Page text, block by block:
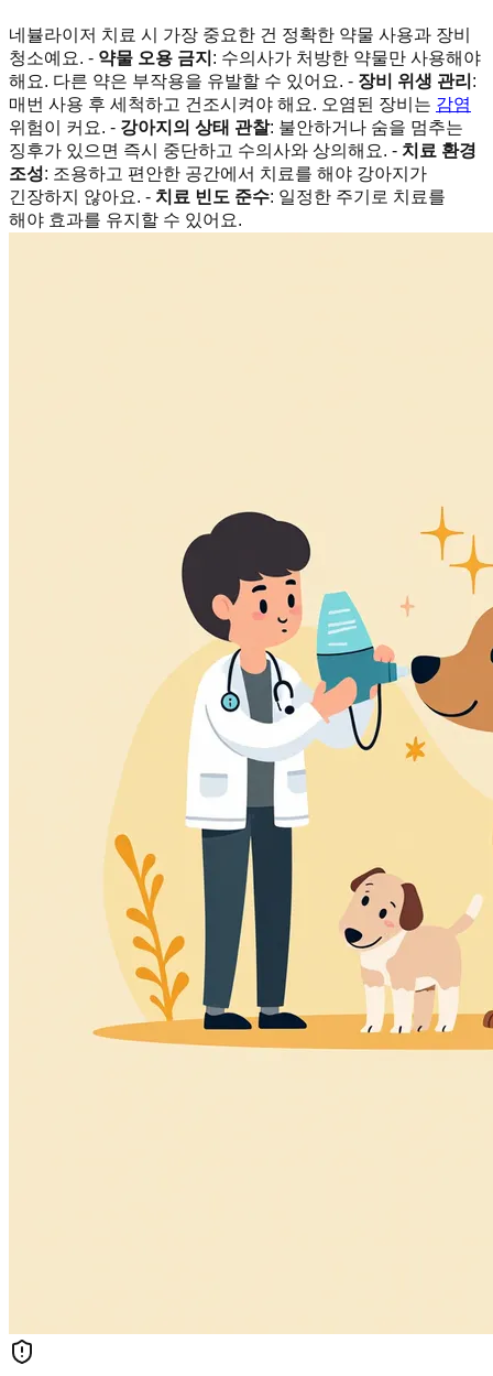
네뷸라이저 치료 시 가장 중요한 건 정확한 약물 사용과 장비
청소예요. - 약물 오용 금지 : 수의사가 처방한 약물만 사용해야
해요. 다른 약은 부작용을 유발할 수 있어요. - 장비 위생 관리 :
매번 사용 후 세척하고 건조시켜야 해요. 오염된 장비는 감염
위험이 커요. - 강아지의 상태 관찰: 불안하거나 숨을 멈추는
징후가 있으면 즉시 중단하고 수의사와 상의해요. - 치료 환경
조성: 조용하고 편안한 공간에서 치료를 해야 강아지가
긴장하지 않아요. - 치료 빈도 준수: 일정한 주기로 치료를
해야 효과를 유지할 수 있어요.